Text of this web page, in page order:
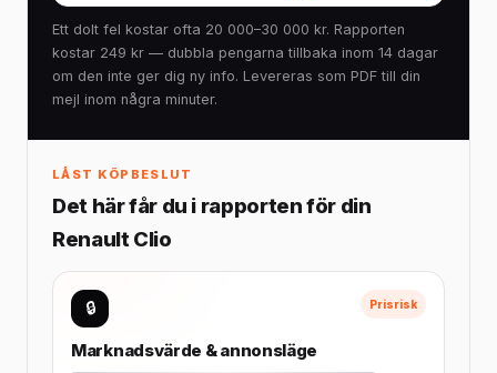
Ett dolt fel kostar ofta 20 000–30 000 kr. Rapporten
kostar 249 kr — dubbla pengarna tillbaka inom 14 dagar
om den inte ger dig ny info. Levereras som PDF till din
mejl inom några minuter.
LÅST KÖPBESLUT
Det här får du i rapporten för din
Renault Clio
🔒 Prisrisk
Marknadsvärde & annonsläge